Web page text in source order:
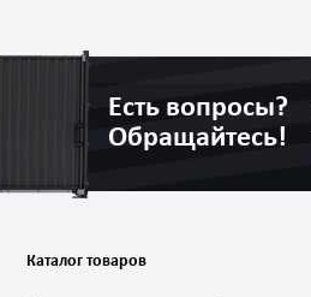
Есть вопросы?
Обращайтесь!
Каталог товаров